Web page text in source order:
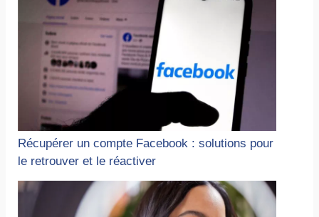
Récupérer un compte Facebook : solutions pour
le retrouver et le réactiver